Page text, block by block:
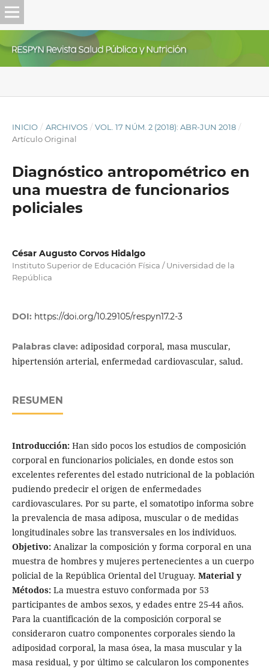
INICIO / ARCHIVOS / VOL. 17 NÚM. 2 (2018): ABR-JUN 2018 /
Artículo Original
Diagnóstico antropométrico en
una muestra de funcionarios
policiales
César Augusto Corvos Hidalgo
Instituto Superior de Educación Física / Universidad de la
República
DOI: https://doi.org/10.29105/respyn17.2-3
Palabras clave: adiposidad corporal, masa muscular,
hipertensión arterial, enfermedad cardiovascular, salud.
RESUMEN
Introducción:Han sido pocos los estudios de composición
corporal en funcionarios policiales, en donde estos son
excelentes referentes del estado nutricional de la población
pudiendo predecir el origen de enfermedades
cardiovasculares. Por su parte, el somatotipo informa sobre
la prevalencia de masa adiposa, muscular o de medidas
longitudinales sobre las transversales en los individuos.
Objetivo:Analizar la composición y forma corporal en una
muestra de hombres y mujeres pertenecientes a un cuerpo
policial de la República Oriental del Uruguay. Material y
Métodos:La muestra estuvo conformada por 53
participantes de ambos sexos, y edades entre 25-44 años.
Para la cuantificación de la composición corporal se
consideraron cuatro componentes corporales siendo la
adiposidad corporal, la masa ósea, la masa muscular y la
masa residual, y por último se calcularon los componentes